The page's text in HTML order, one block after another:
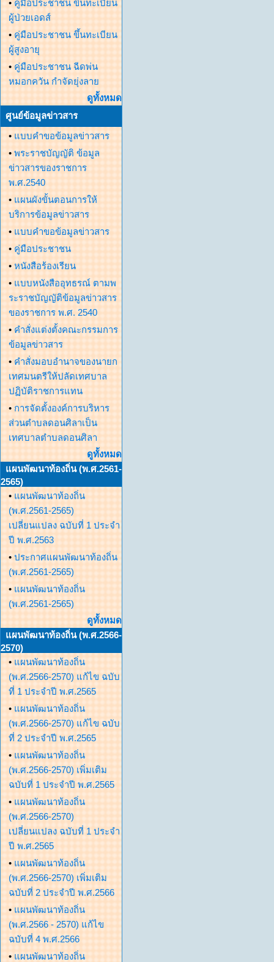
• คู่มือประชาชน ขึ้นทะเบียน
ผู้ป่วยเอดส์
• คู่มือประชาชน ขึ้นทะเบียน
ผู้สูงอายุ
• คู่มือประชาชน ฉีดพ่น
หมอกควัน กำจัดยุ่งลาย
ดูทั้งหมด
ศูนย์ข้อมูลข่าวสาร
• แบบคำขอข้อมูลข่าวสาร
• พระราชบัญญัติ ข้อมูล
ข่าวสารของราชการ
พ.ศ.2540
• แผนผังขั้นตอนการให้
บริการข้อมูลข่าวสาร
• แบบคำขอข้อมูลข่าวสาร
• คู่มือประชาชน
• หนังสือร้องเรียน
• แบบหนังสืออุทธรณ์ ตามพ
ระราชบัญญัติข้อมูลข่าวสาร
ของราชการ พ.ศ. 2540
• คำสั่งแต่งตั้งคณะกรรมการ
ข้อมูลข่าวสาร
• คำสั่งมอบอำนาจของนายก
เทศมนตรีให้ปลัดเทศบาล
ปฏิบัติราชการแทน
• การจัดตั้งองค์การบริหาร
ส่วนตำบลดอนศิลาเป็น
เทศบาลตำบลดอนศิลา
ดูทั้งหมด
แผนพัฒนาท้องถิ่น (พ.ศ.2561-
2565)
• แผนพัฒนาท้องถิ่น
(พ.ศ.2561-2565)
เปลี่ยนแปลง ฉบับที่ 1 ประจำ
ปี พ.ศ.2563
• ประกาศแผนพัฒนาท้องถิ่น
(พ.ศ.2561-2565)
• แผนพัฒนาท้องถิ่น
(พ.ศ.2561-2565)
ดูทั้งหมด
แผนพัฒนาท้องถิ่น (พ.ศ.2566-
2570)
• แผนพัฒนาท้องถิ่น
(พ.ศ.2566-2570) แก้ไข ฉบับ
ที่ 1 ประจำปี พ.ศ.2565
• แผนพัฒนาท้องถิ่น
(พ.ศ.2566-2570) แก้ไข ฉบับ
ที่ 2 ประจำปี พ.ศ.2565
• แผนพัฒนาท้องถิ่น
(พ.ศ.2566-2570) เพิ่มเติม
ฉบับที่ 1 ประจำปี พ.ศ.2565
• แผนพัฒนาท้องถิ่น
(พ.ศ.2566-2570)
เปลี่ยนแปลง ฉบับที่ 1 ประจำ
ปี พ.ศ.2565
• แผนพัฒนาท้องถิ่น
(พ.ศ.2566-2570) เพิ่มเติม
ฉบับที่ 2 ประจำปี พ.ศ.2566
• แผนพัฒนาท้องถิ่น
(พ.ศ.2566 - 2570) แก้ไข
ฉบับที่ 4 พ.ศ.2566
• แผนพัฒนาท้องถิ่น